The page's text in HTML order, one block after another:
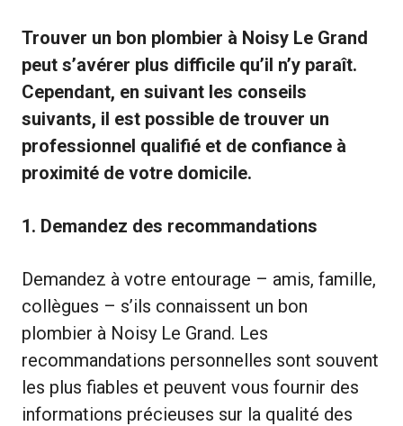
Trouver un bon plombier à Noisy Le Grand
peut s’avérer plus difficile qu’il n’y paraît.
Cependant, en suivant les conseils
suivants, il est possible de trouver un
professionnel qualifié et de confiance à
proximité de votre domicile.
1. Demandez des recommandations
Demandez à votre entourage – amis, famille,
collègues – s’ils connaissent un bon
plombier à Noisy Le Grand. Les
recommandations personnelles sont souvent
les plus fiables et peuvent vous fournir des
informations précieuses sur la qualité des